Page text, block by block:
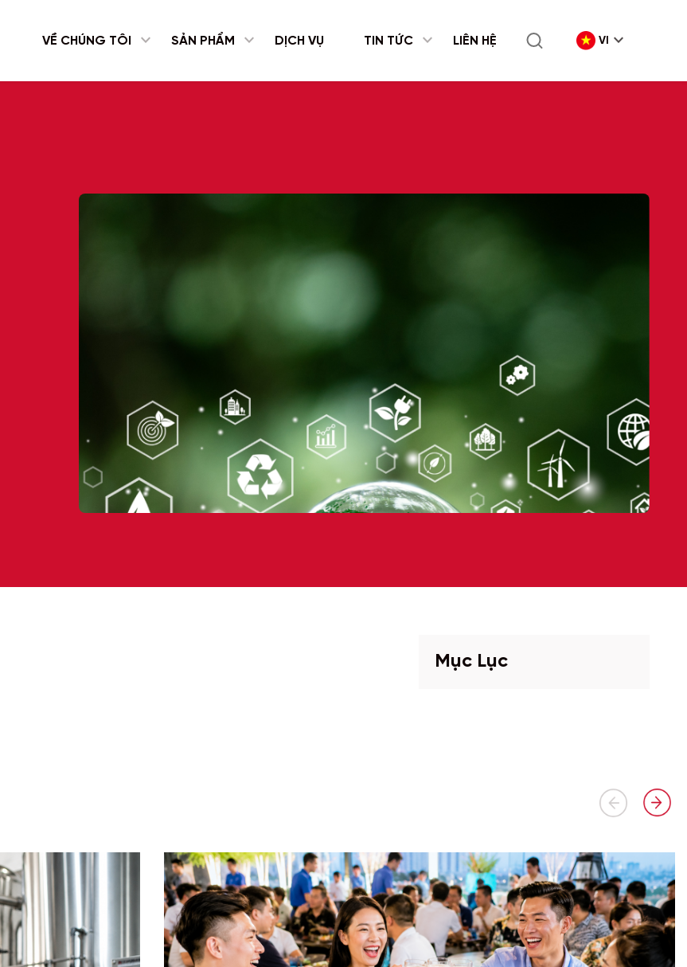
VỀ CHÚNG TÔI expand_more SẢN PHẨM expand_more DỊCH VỤ TIN TỨC expand_more LIÊN HỆ VI
Mục Lục